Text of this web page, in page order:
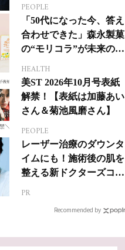
ジカルへの挑戦
PEOPLE
「50代になった今、答え
合わせできた」森永製菓
の“モリコラ”が未来のキ
HEALTH
美ST 2026年10月号表紙
解禁！【表紙は加藤あい
さん＆菊池風磨さん】
PEOPLE
レーザー治療のダウンタ
イムにも！施術後の肌を
整える新ドクターズコス
PR
Recommended by